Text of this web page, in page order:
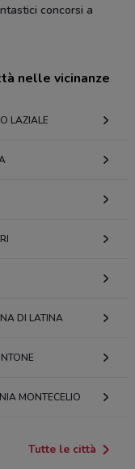
concorsi a
nelle vicinanze
LAZIALE
DI LATINA
MONTECELIO
Tutte le città